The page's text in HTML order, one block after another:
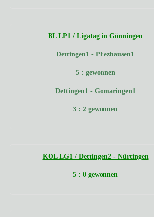
BL LP1 / Ligatag in Gönningen
Dettingen1 - Pliezhausen1
5 : gewonnen
Dettingen1 - Gomaringen1
3 : 2 gewonnen
KOL LG1 / Dettingen2 - Nürtingen
5 : 0 gewonnen